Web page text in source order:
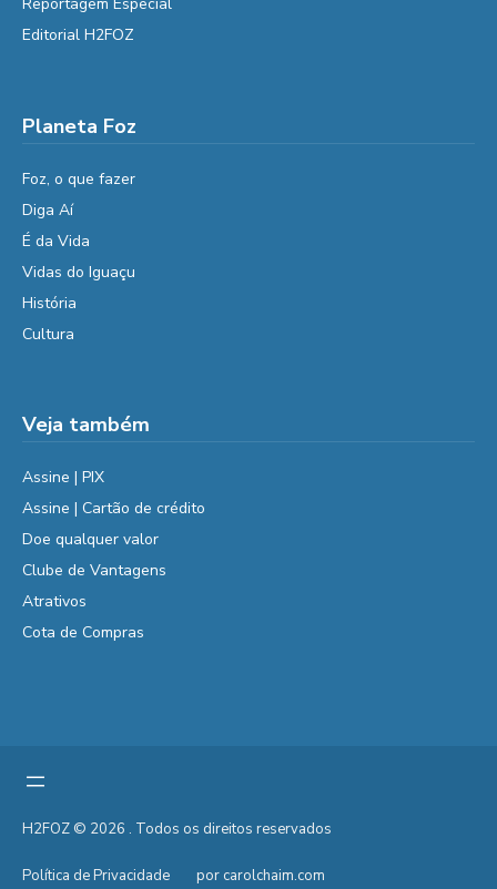
Reportagem Especial
Editorial H2FOZ
Planeta Foz
Foz, o que fazer
Diga Aí
É da Vida
Vidas do Iguaçu
História
Cultura
Veja também
Assine | PIX
Assine | Cartão de crédito
Doe qualquer valor
Clube de Vantagens
Atrativos
Cota de Compras
H2FOZ © 2026 . Todos os direitos reservados
Política de Privacidade por carolchaim.com